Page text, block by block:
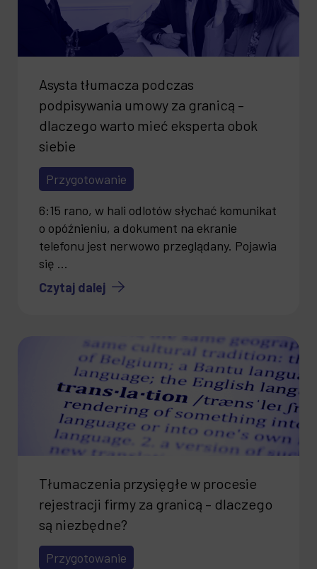
Asysta tłumacza podczas
podpisywania umowy za granicą –
dlaczego warto mieć eksperta obok
siebie
Przygotowanie
6:15 rano, w hali odlotów słychać komunikat
o opóźnieniu, a dokument na ekranie
telefonu jest nerwowo przeglądany. Pojawia
się ...
Czytaj dalej
Tłumaczenia przysięgłe w procesie
rejestracji firmy za granicą – dlaczego
są niezbędne?
Przygotowanie